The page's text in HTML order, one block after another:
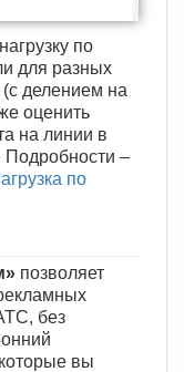
по
для разных
делением на
оценить
на линии в
Подробности –
по
позволяет
без
вы